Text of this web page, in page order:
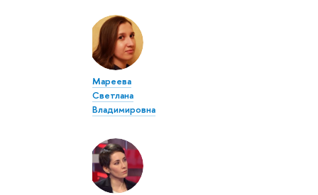
Мареева
Светлана
Владимировна